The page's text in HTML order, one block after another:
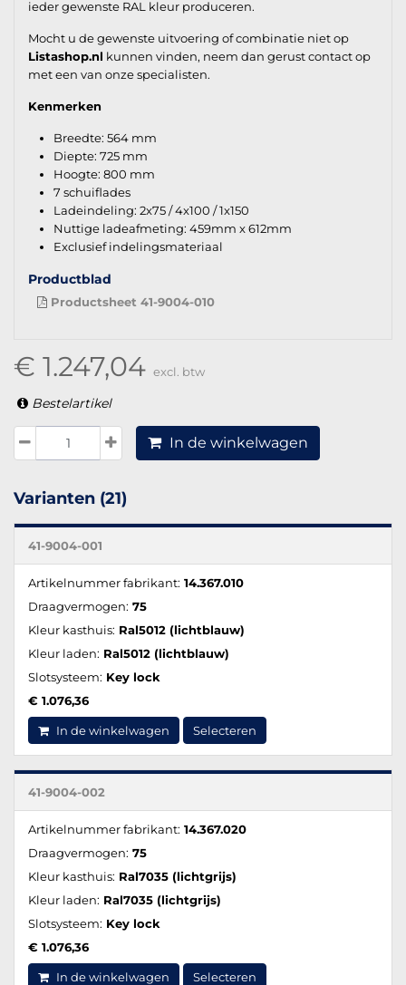
ieder gewenste RAL kleur produceren.
Mocht u de gewenste uitvoering of combinatie niet op
Listashop.nl kunnen vinden, neem dan gerust contact op
met een van onze specialisten.
Kenmerken
Breedte: 564 mm
Diepte: 725 mm
Hoogte: 800 mm
7 schuiflades
Ladeindeling: 2x75 / 4x100 / 1x150
Nuttige ladeafmeting: 459mm x 612mm
Exclusief indelingsmateriaal
Productblad
Productsheet 41-9004-010
€ 1.247,04 excl. btw
Bestelartikel
In de winkelwagen
Varianten (21)
41-9004-001
Artikelnummer fabrikant: 14.367.010
Draagvermogen: 75
Kleur kasthuis: Ral5012 (lichtblauw)
Kleur laden: Ral5012 (lichtblauw)
Slotsysteem: Key lock
€ 1.076,36
In de winkelwagen Selecteren
41-9004-002
Artikelnummer fabrikant: 14.367.020
Draagvermogen: 75
Kleur kasthuis: Ral7035 (lichtgrijs)
Kleur laden: Ral7035 (lichtgrijs)
Slotsysteem: Key lock
€ 1.076,36
In de winkelwagen Selecteren